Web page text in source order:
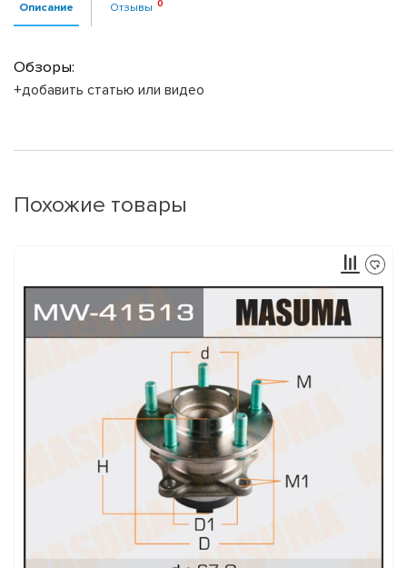
Описание Отзывы
Обзоры:
+добавить статью или видео
Похожие товары